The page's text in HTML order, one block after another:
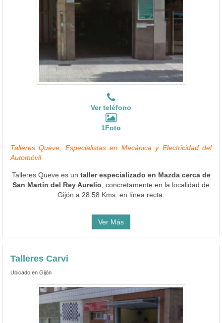
Ver teléfono
1Foto
Talleres Queve, Especialistas en Mecánica y Electricidad del
Automóvil
Talleres Queve es un taller especializado en Mazda cerca de
San Martín del Rey Aurelio , concretamente en la localidad de
Gijón a 28.58 Kms. en línea recta.
Ver Más
Talleres Carvi
Ubicado en Gijón